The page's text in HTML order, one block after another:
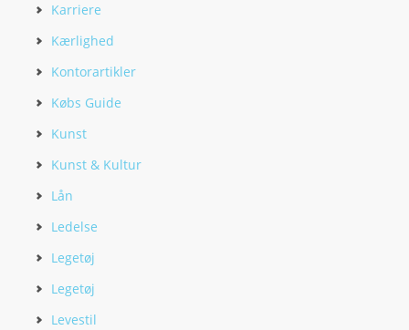
Karriere
Kærlighed
Kontorartikler
Købs Guide
Kunst
Kunst & Kultur
Lån
Ledelse
Legetøj
Legetøj
Levestil